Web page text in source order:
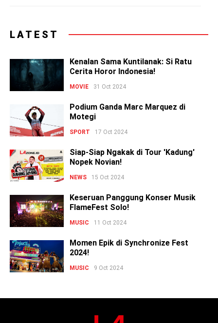
LATEST
Kenalan Sama Kuntilanak: Si Ratu
Cerita Horor Indonesia!
MOVIE 31 Oct 2024
Podium Ganda Marc Marquez di
Motegi
SPORT 17 Oct 2024
Siap-Siap Ngakak di Tour 'Kadung'
Nopek Novian!
NEWS 15 Oct 2024
Keseruan Panggung Konser Musik
FlameFest Solo!
MUSIC 11 Oct 2024
Momen Epik di Synchronize Fest
2024!
MUSIC 9 Oct 2024